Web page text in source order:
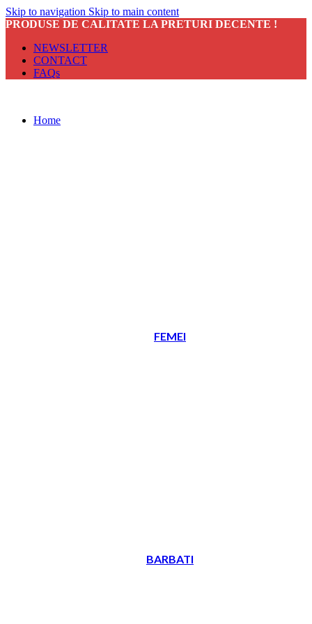
Skip to navigation Skip to main content
PRODUSE DE CALITATE LA PRETURI DECENTE !
NEWSLETTER
CONTACT
FAQs
Home
FEMEI
BARBATI